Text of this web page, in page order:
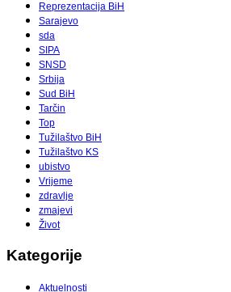
Reprezentacija BiH
Sarajevo
sda
SIPA
SNSD
Srbija
Sud BiH
Tarčin
Top
Tužilaštvo BiH
Tužilaštvo KS
ubistvo
Vrijeme
zdravlje
zmajevi
Život
Kategorije
Aktuelnosti